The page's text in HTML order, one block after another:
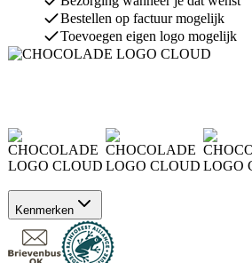
Bestellen op factuur mogelijk
Toevoegen eigen logo mogelijk
Kenmerken